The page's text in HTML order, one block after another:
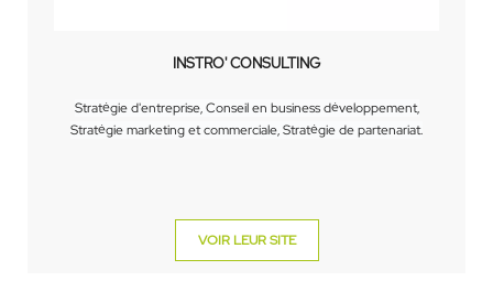
INSTRO' CONSULTING
Stratégie d'entreprise, Conseil en business développement,
Stratégie marketing et commerciale, Stratégie de partenariat.
VOIR LEUR SITE